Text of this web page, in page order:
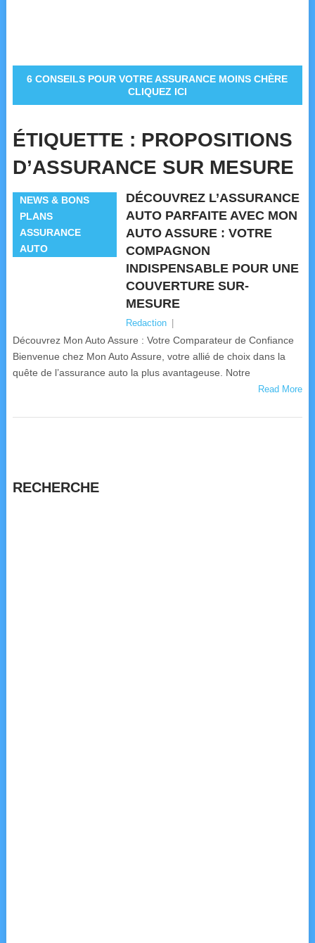
6 CONSEILS POUR VOTRE ASSURANCE MOINS CHÈRE
CLIQUEZ ICI
ÉTIQUETTE : PROPOSITIONS
D’ASSURANCE SUR MESURE
NEWS & BONS
PLANS
ASSURANCE
AUTO
DÉCOUVREZ L’ASSURANCE
AUTO PARFAITE AVEC MON
AUTO ASSURE : VOTRE
COMPAGNON
INDISPENSABLE POUR UNE
COUVERTURE SUR-
MESURE
Redaction
Découvrez Mon Auto Assure : Votre Comparateur de Confiance
Bienvenue chez Mon Auto Assure, votre allié de choix dans la
quête de l’assurance auto la plus avantageuse. Notre
Read More
RECHERCHE